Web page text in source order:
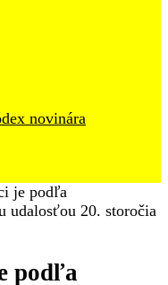
novinára
je podľa
udalosťou 20. storočia
podľa